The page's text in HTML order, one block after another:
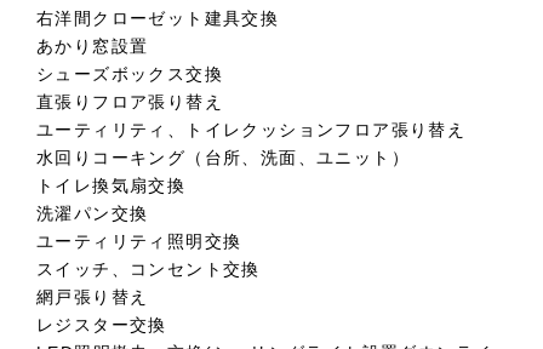
右洋間クローゼット建具交換
あかり窓設置
シューズボックス交換
直張りフロア張り替え
ユーティリティ、トイレクッションフロア張り替え
水回りコーキング（台所、洗面、ユニット）
トイレ換気扇交換
洗濯パン交換
ユーティリティ照明交換
スイッチ、コンセント交換
網戸張り替え
レジスター交換